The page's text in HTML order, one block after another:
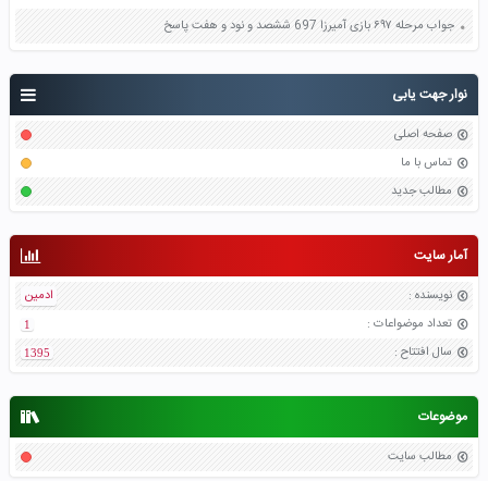
نوار جهت یابی
صفحه اصلی
تماس با ما
مطالب جدید
آمار سایت
نویسنده :
ادمین
تعداد موضواعات :
1
سال افتتاح :
1395
موضوعات
مطالب سایت
جواب مرحله ۶۹۷ بازی آمیرزا 697 ششصد و نود و هفت پاسخ